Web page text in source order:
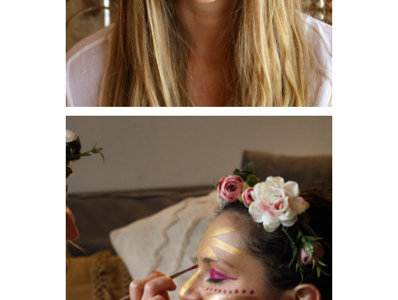
Formation Breathwork
Evènement